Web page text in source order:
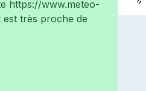
https://www.meteo-
est très proche de